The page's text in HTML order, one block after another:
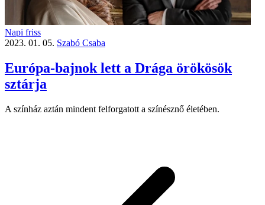
Napi friss
2023. 01. 05. Szabó Csaba
Európa-bajnok lett a Drága örökösök
sztárja
A színház aztán mindent felforgatott a színésznő életében.